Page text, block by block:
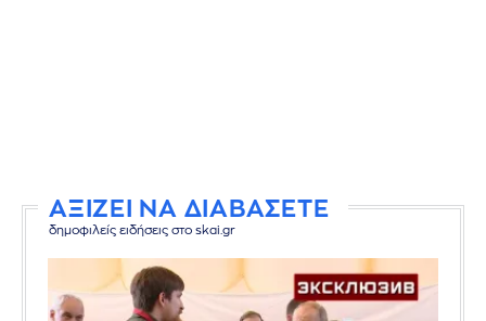
ΑΞΙΖΕΙ ΝΑ ΔΙΑΒΑΣΕΤΕ
δημοφιλείς ειδήσεις στο skai.gr